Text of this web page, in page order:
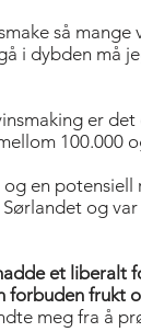
så mange
i dybden må
er
100.000
en potensiell
og
et liberalt
forbuden frukt
meg fra å